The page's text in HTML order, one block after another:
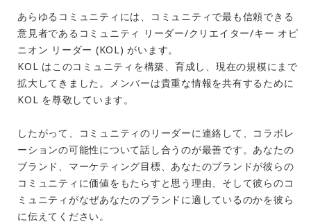
あらゆるコミュニティには、コミュニティで最も信頼できる
意見者であるコミュニティ リーダー/クリエイター/キー オピ
ニオン リーダー (KOL) がいます。
KOL はこのコミュニティを構築、育成し、現在の規模にまで
拡大してきました。メンバーは貴重な情報を共有するために
KOL を尊敬しています。
したがって、コミュニティのリーダーに連絡して、コラボレ
ーションの可能性について話し合うのが最善です。あなたの
ブランド、マーケティング目標、あなたのブランドが彼らの
コミュニティに価値をもたらすと思う理由、そして彼らのコ
ミュニティがなぜあなたのブランドに適しているのかを彼ら
に伝えてください。